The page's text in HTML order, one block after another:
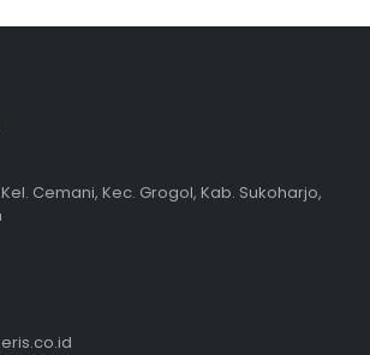
Kel. Cemani, Kec. Grogol, Kab. Sukoharjo,